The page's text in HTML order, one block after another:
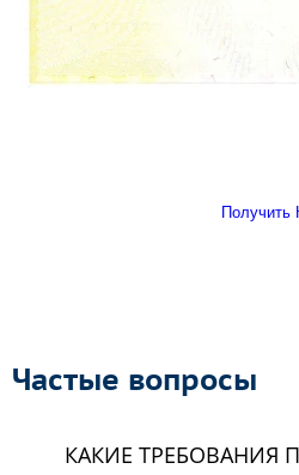
Получить
Частые вопросы
КАКИЕ ТРЕБОВАНИЯ